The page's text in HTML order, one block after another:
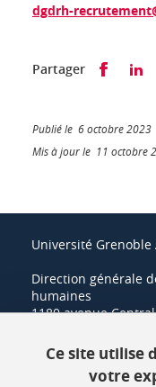
dgdrh-
Partager
Publié le 6 octobre 2023
Mis à jour le 11 octobre
Université Grenoble
Direction générale
humaines
1180 avenue
+33 (0)4 57 42 21 42
Ce site utilise
votre